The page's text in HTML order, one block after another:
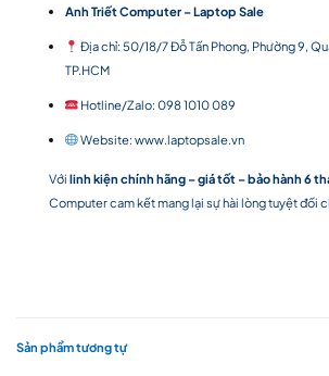
Anh Triết Computer – Laptop Sale
Địa chỉ: 50/18/7 Đỗ Tấn Phong, Phường 9,
TP.HCM
Hotline/Zalo: 098 1010 089
Website:www.laptopsale.vn
Với linh kiện chính hãng – giá tốt – bảo hành 6
Computer cam kết mang lại sự hài lòng tuyệt đối
Sản phẩm tương tự